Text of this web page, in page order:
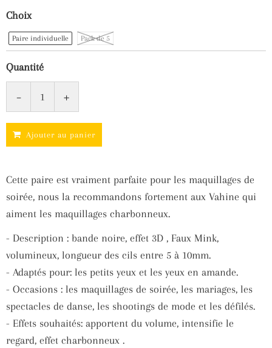
Choix
Paire individuelle Pack de 5
Quantité
+
-
Ajouter au panier
Cette paire est vraiment parfaite pour les maquillages de
soirée, nous la recommandons fortement aux Vahine qui
aiment les maquillages charbonneux.
- Description : bande noire, effet 3D , Faux Mink,
volumineux, longueur des cils entre 5 à 10mm.
- Adaptés pour: les petits yeux et les yeux en amande.
- Occasions : les maquillages de soirée, les mariages, les
spectacles de danse, les shootings de mode et les défilés.
- Effets souhaités: apportent du volume, intensifie le
regard, effet charbonneux .